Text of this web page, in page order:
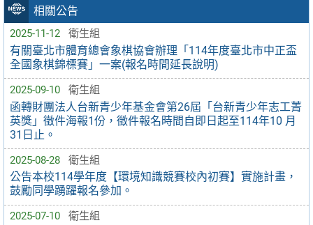
相關公告
2025-11-12 衛生組
有關臺北市體育總會象棋協會辦理「114年度臺北市中正盃
全國象棋錦標賽」一案(報名時間延長說明)
2025-09-10 衛生組
函轉財團法人台新青少年基金會第26屆「台新青少年志工菁
英獎」徵件海報1份，徵件報名時間自即日起至114年10 月
31日止。
2025-08-28 衛生組
公告本校114學年度【環境知識競賽校內初賽】實施計畫，
鼓勵同學踴躍報名參加。
2025-07-10 衛生組